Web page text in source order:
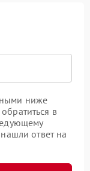
ниже
в
ответ на